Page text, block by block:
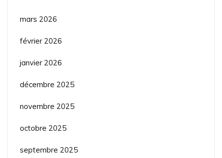
mars 2026
février 2026
janvier 2026
décembre 2025
novembre 2025
octobre 2025
septembre 2025